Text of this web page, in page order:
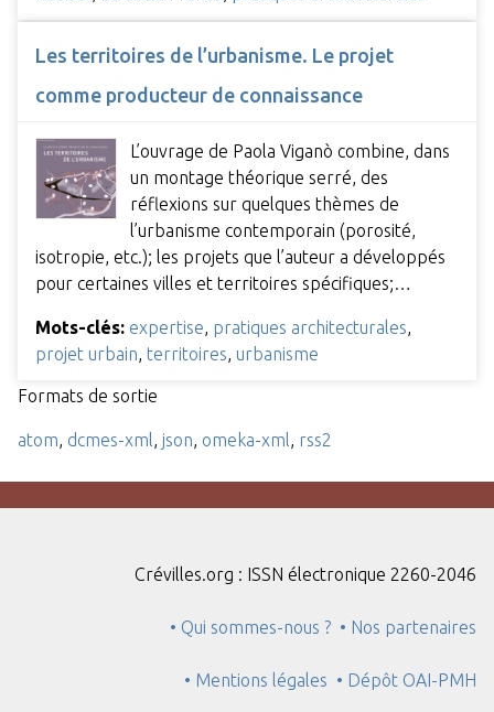
Les territoires de l’urbanisme. Le projet
comme producteur de connaissance
L’ouvrage de Paola Viganò combine, dans
un montage théorique serré, des
réflexions sur quelques thèmes de
l’urbanisme contemporain (porosité,
isotropie, etc.); les projets que l’auteur a développés
pour certaines villes et territoires spécifiques;…
Mots-clés: expertise, pratiques architecturales,
projet urbain, territoires, urbanisme
Formats de sortie
atom, dcmes-xml, json, omeka-xml, rss2
Crévilles.org : ISSN électronique 2260-2046
• Qui sommes-nous ? • Nos partenaires
• Mentions légales • Dépôt OAI-PMH